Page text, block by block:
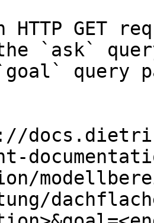
HTTP GET
`ask`
query